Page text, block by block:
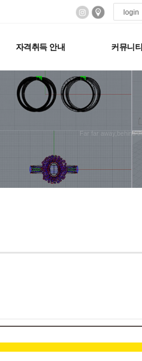
login
자격취득 안내 커뮤니티
Far far away,behind